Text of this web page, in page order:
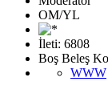
OM/YL
İleti: 6808
Boş Beleş
WWW